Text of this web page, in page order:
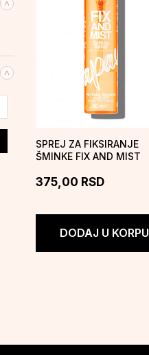
SPREJ ZA FIKSIRANJE
ŠMINKE FIX AND MIST
375,00 RSD
DODAJ U KORPU